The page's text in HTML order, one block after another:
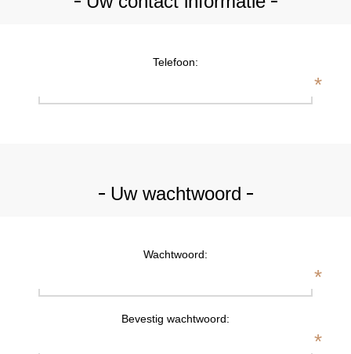
Telefoon:
*
Uw wachtwoord
Wachtwoord:
*
Bevestig wachtwoord:
*